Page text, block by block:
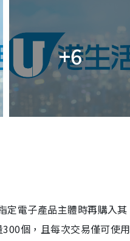
+6
定電子產品主體時再購入其
個，且每次交易僅可使用